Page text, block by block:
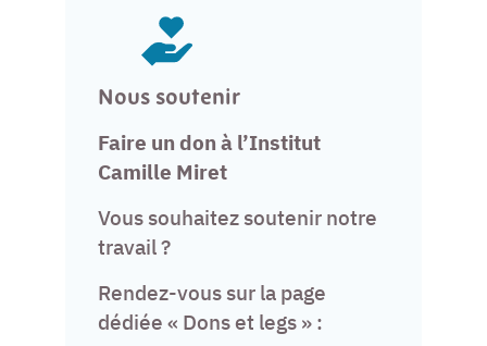
Nous soutenir
Faire un don à l’Institut
Camille Miret
Vous souhaitez soutenir notre
travail ?
Rendez-vous sur la page
dédiée « Dons et legs » :